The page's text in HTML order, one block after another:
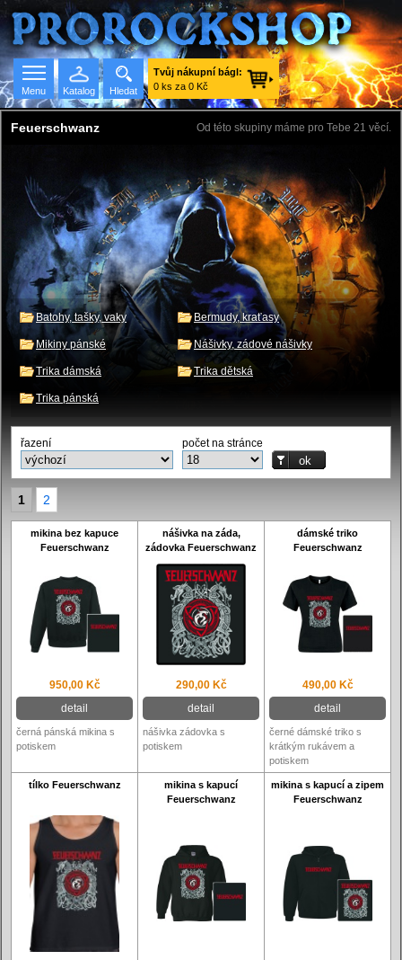
Hledat
Seznam skupin
Menu
Tvůj nákupní bágl:
0 ks za 0 Kč
Od této skupiny máme pro Tebe 21 věcí.
Feuerschwanz
Batohy, tašky, vaky Bermudy, kraťasy
Mikiny pánské Nášivky, zádové nášivky
Trika dámská Trika dětská
Trika pánská
řazení počet na stránce
1 2
mikina bez kapuce
Feuerschwanz
nášivka na záda,
zádovka Feuerschwanz
dámské triko
Feuerschwanz
950,00 Kč
detail
290,00 Kč
detail
490,00 Kč
detail
černá pánská mikina s
potiskem
nášivka zádovka s
potiskem
černé dámské triko s
krátkým rukávem a
potiskem
tílko Feuerschwanz
mikina s kapucí
Feuerschwanz
mikina s kapucí a zipem
Feuerschwanz
Katalog